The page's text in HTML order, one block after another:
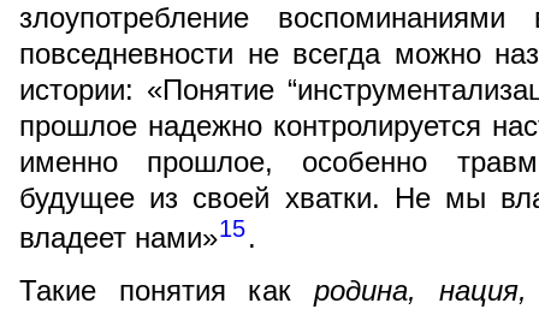
злоупотребление
повседневности не всегда можно
истории: «Понятие
прошлое надежно контролируется
именно прошлое, особенно
будущее из своей хватки. Не мы
владеет нами»15.
Такие понятия как родина,